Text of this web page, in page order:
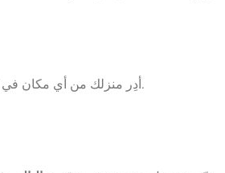
أدِر منزلك من أي مكان في العالم. افتح الباب لضيوفك وأنت في العمل أو في سفر.